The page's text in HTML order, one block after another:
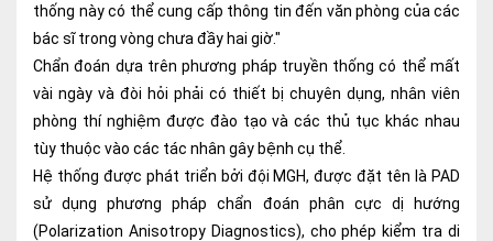
Bảo lãnh viện phí
TUYỂN DỤNG TRA CỨU HỒ SƠ
thống này có thể cung cấp thông tin đến văn phòng của các
bác sĩ trong vòng chưa đầy hai giờ."
Chẩn đoán dựa trên phương pháp truyền thống có thể mất
vài ngày và đòi hỏi phải có thiết bị chuyên dụng, nhân viên
phòng thí nghiệm được đào tạo và các thủ tục khác nhau
tùy thuộc vào các tác nhân gây bệnh cụ thể.
Hệ thống được phát triển bởi đội MGH, được đặt tên là PAD
sử dụng phương pháp chẩn đoán phân cực dị hướng
(Polarization Anisotropy Diagnostics), cho phép kiểm tra di